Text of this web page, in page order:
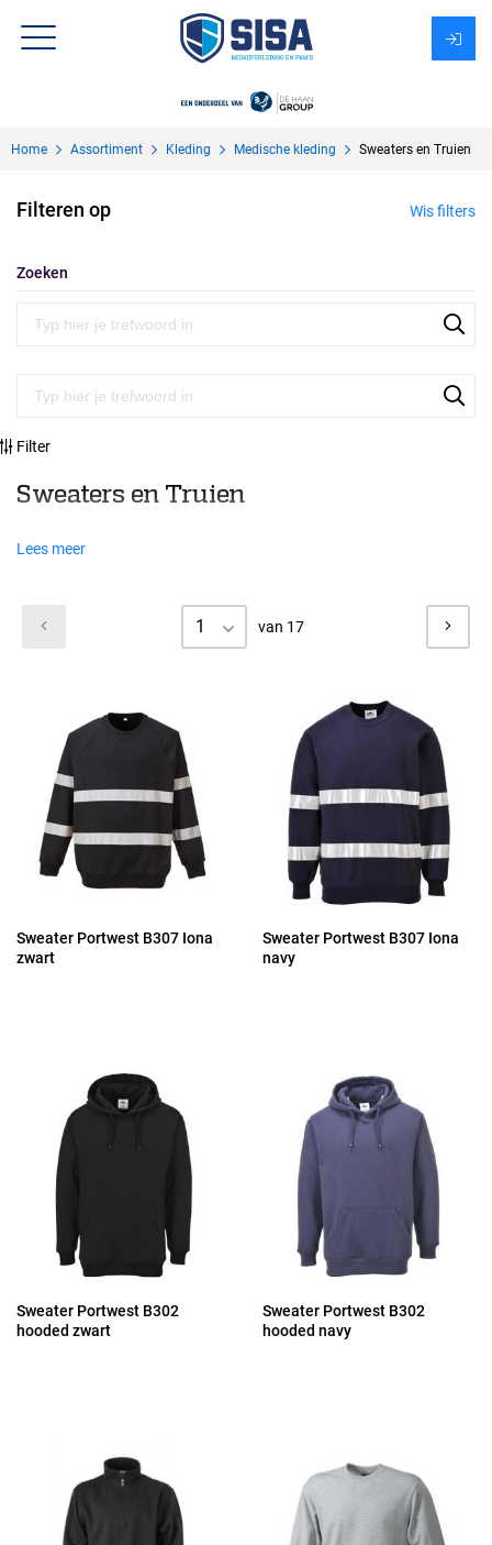
Over Sisa
KMS
Uitzendbureau?
Home Assortiment Kleding Medische kleding Sweaters en Truien
Filteren op Wis filters
Zoeken
Filter
Sweaters en Truien
Lees meer
1 van 17
Sweater Portwest B307 Iona
zwart
Sweater Portwest B307 Iona
navy
Sweater Portwest B302
hooded zwart
Sweater Portwest B302
hooded navy